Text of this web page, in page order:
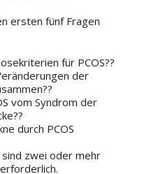
ersten fünf Fragen
für PCOS??
der
vom Syndrom der
durch PCOS
sind zwei oder mehr